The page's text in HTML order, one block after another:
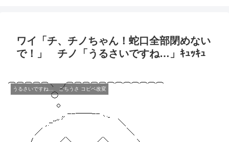
ワイ「チ、チノちゃん！蛇口全部閉めない
で！」 チノ「うるさいですね…」ｷｭｯｷｭ
うるさいですね… ごちうさ コピペ改変